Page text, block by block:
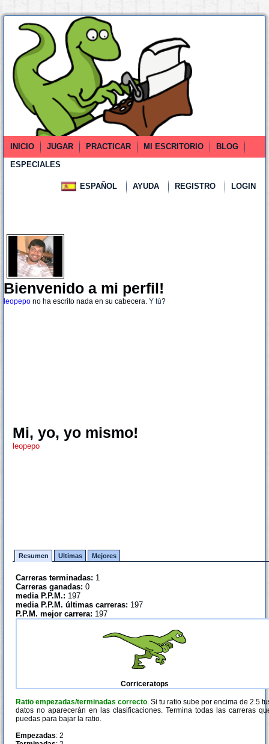
INICIO JUGAR PRACTICAR MI ESCRITORIO
BLOG
ESPECIALES
ESPAÑOL AYUDA REGISTRO LOGIN
Bienvenido a mi perfil!
leopepo no ha escrito nada en su cabecera. Y tú?
Mi, yo, yo mismo!
leopepo
Resumen Ultimas Mejores
Carreras terminadas: 1
Carreras ganadas: 0
media P.P.M.: 197
media P.P.M. últimas carreras: 197
P.P.M. mejor carrera: 197
Corriceratops
Ratio empezadas/terminadas correcto. Si tu ratio sube por encima de 2.5
datos no aparecerán en las clasificaciones. Termina todas las carreras
puedas para bajar la ratio.
Empezadas: 2